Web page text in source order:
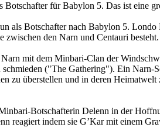
für Babylon 5. Das ist eine
als Botschafter nach Babylon 5.
zwischen den Narn und Centauri besteht.
mit dem Minbari-Clan der
("The Gathering"). Ein
zu überstellen und in deren
Botschafterin Delenn in der
reagiert indem sie G’Kar mit einem